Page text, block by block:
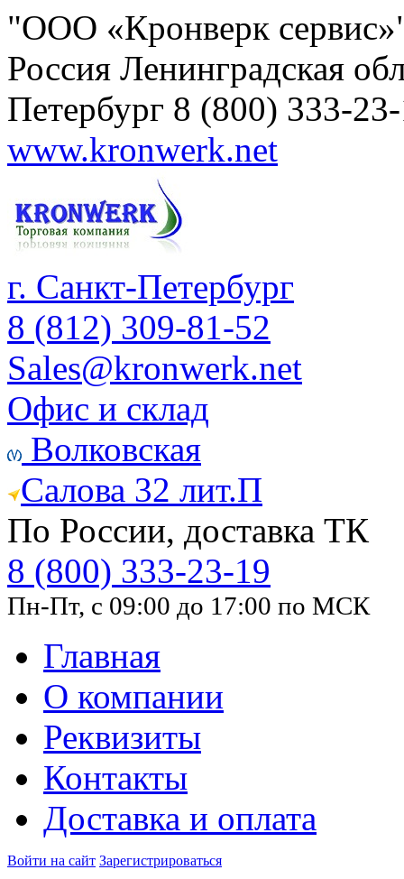
"ООО «Кронверк
Россия Ленинградская
Петербург 8 (800) 333-
www.kronwerk.net
г. Санкт-Петербург
8 (812) 309-81-52
Sales@kronwerk.net
Офис и склад
Волковская
Салова 32 лит.П
По России, доставка ТК
8 (800) 333-23-19
Пн-Пт, с 09:00 до 17:00 по МСК
Главная
О компании
Реквизиты
Контакты
Доставка и оплата
Войти на сайт Зарегистрироваться